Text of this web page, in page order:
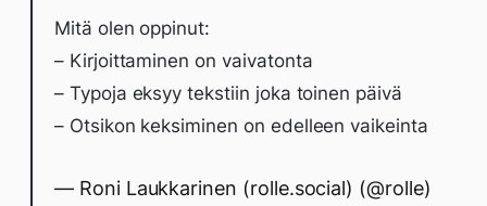
Mitä olen oppinut:
– Kirjoittaminen on vaivatonta
– Typoja eksyy tekstiin joka toinen päivä
– Otsikon keksiminen on edelleen vaikeinta
— Roni Laukkarinen (rolle.social) (@rolle)